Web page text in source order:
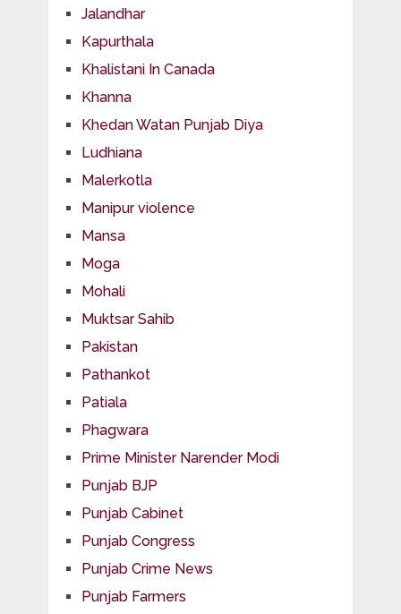
Jalandhar
Kapurthala
Khalistani In Canada
Khanna
Khedan Watan Punjab Diya
Ludhiana
Malerkotla
Manipur violence
Mansa
Moga
Mohali
Muktsar Sahib
Pakistan
Pathankot
Patiala
Phagwara
Prime Minister Narender Modi
Punjab BJP
Punjab Cabinet
Punjab Congress
Punjab Crime News
Punjab Farmers